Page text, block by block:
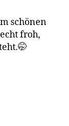
schönen
froh,